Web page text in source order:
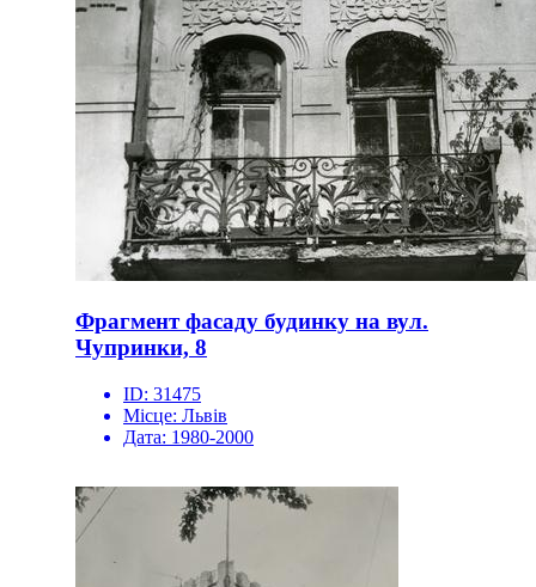
Фрагмент фасаду будинку на вул.
Чупринки, 8
ID: 31475
Місце: Львів
Дата: 1980-2000